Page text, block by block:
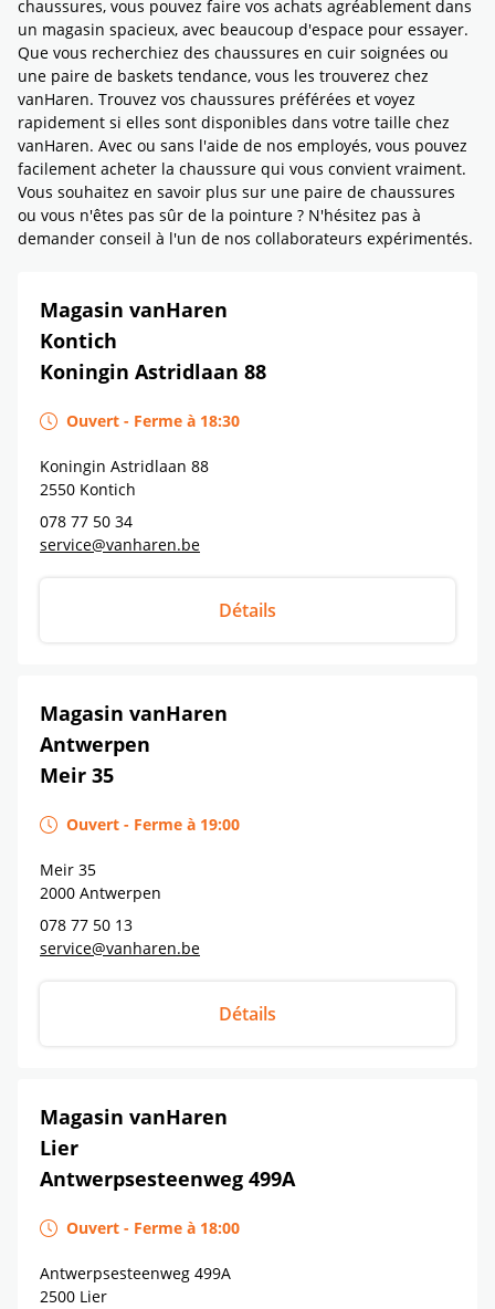
chaussures, vous pouvez faire vos achats agréablement dans
un magasin spacieux, avec beaucoup d'espace pour essayer.
Que vous recherchiez des chaussures en cuir soignées ou
une paire de baskets tendance, vous les trouverez chez
vanHaren. Trouvez vos chaussures préférées et voyez
rapidement si elles sont disponibles dans votre taille chez
vanHaren. Avec ou sans l'aide de nos employés, vous pouvez
facilement acheter la chaussure qui vous convient vraiment.
Vous souhaitez en savoir plus sur une paire de chaussures
ou vous n'êtes pas sûr de la pointure ? N'hésitez pas à
demander conseil à l'un de nos collaborateurs expérimentés.
Magasin vanHaren
Kontich
Koningin Astridlaan 88
Ouvert - Ferme à 18:30
Koningin Astridlaan 88
2550 Kontich
078 77 50 34
service@vanharen.be
Détails
Magasin vanHaren
Antwerpen
Meir 35
Ouvert - Ferme à 19:00
Meir 35
2000 Antwerpen
078 77 50 13
service@vanharen.be
Détails
Magasin vanHaren
Lier
Antwerpsesteenweg 499A
Ouvert - Ferme à 18:00
Antwerpsesteenweg 499A
2500 Lier